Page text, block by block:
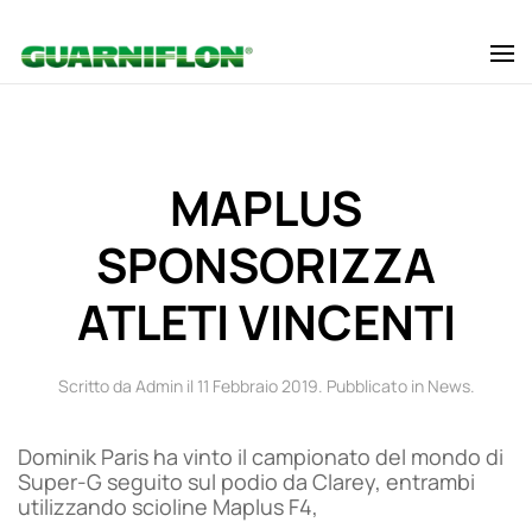
Skip to main content
MAPLUS
SPONSORIZZA
ATLETI VINCENTI
Scritto da Admin il 11 Febbraio 2019. Pubblicato in News.
Dominik Paris ha vinto il campionato del mondo di
Super-G seguito sul podio da Clarey, entrambi
utilizzando scioline Maplus F4,